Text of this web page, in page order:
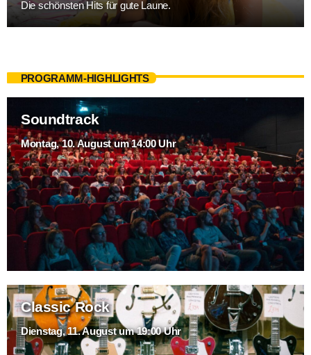
Die schönsten Hits für gute Laune.
PROGRAMM-HIGHLIGHTS
Soundtrack
Montag, 10. August um 14:00 Uhr
Classic Rock
Dienstag, 11. August um 19:00 Uhr